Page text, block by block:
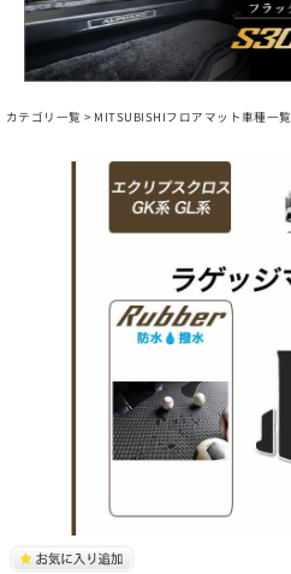
カテゴリ一覧 > MITSUBISHIフロアマット車種一覧